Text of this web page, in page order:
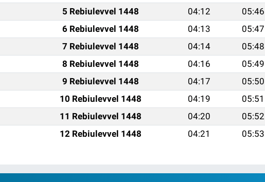
5 Rebiulevvel 1448 04:12 05:46
6 Rebiulevvel 1448 04:13 05:47
7 Rebiulevvel 1448 04:14 05:48
8 Rebiulevvel 1448 04:16 05:49
9 Rebiulevvel 1448 04:17 05:50
10 Rebiulevvel 1448 04:19 05:51
11 Rebiulevvel 1448 04:20 05:52
12 Rebiulevvel 1448 04:21 05:53